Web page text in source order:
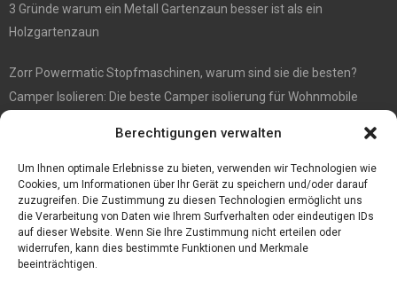
Berechtigungen verwalten
Um Ihnen optimale Erlebnisse zu bieten, verwenden wir Technologien wie
Cookies, um Informationen über Ihr Gerät zu speichern und/oder darauf
zuzugreifen. Die Zustimmung zu diesen Technologien ermöglicht uns
die Verarbeitung von Daten wie Ihrem Surfverhalten oder eindeutigen IDs
auf dieser Website. Wenn Sie Ihre Zustimmung nicht erteilen oder
widerrufen, kann dies bestimmte Funktionen und Merkmale
beeinträchtigen.
3 Gründe warum ein Metall Gartenzaun besser ist als ein
Holzgartenzaun
Zorr Powermatic Stopfmaschinen, warum sind sie die besten?
Camper Isolieren: Die beste Camper isolierung für Wohnmobile
Immobilienmakler Gökay Gündüz
Masterarbeit auf Englisch: Anleitung zum Verfassen